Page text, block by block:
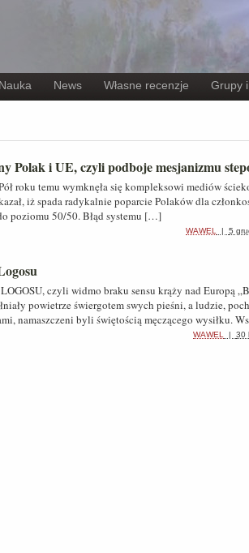
Nauka News Własne recenzje Grupy
Polak i UE, czyli podboje mesjanizmu
roku temu wymknęła się kompleksowi mediów
iż spada radykalnie poparcie Polaków dla
poziomu 50/50. Błąd systemu […]
WAWEL | 5
czyli widmo braku sensu krąży nad Europą
powietrze świergotem swych pieśni, a ludzie,
namaszczeni byli świętością męczącego wysiłku.
WAWEL | 30